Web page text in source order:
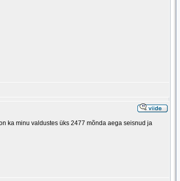
ka minu valdustes üks 2477 mõnda aega seisnud ja